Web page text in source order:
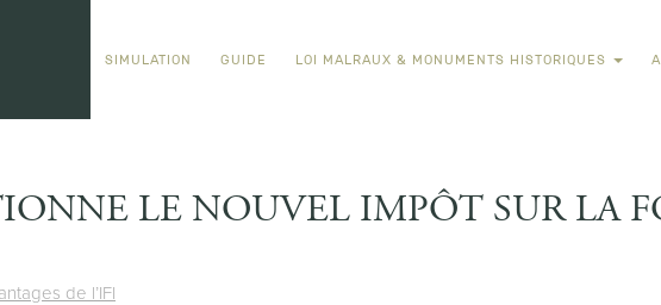
SIMULATION GUIDE LOI MALRAUX & MONUMENTS HISTORIQUES
LE NOUVEL IMPÔT SUR LA
de l’IFI